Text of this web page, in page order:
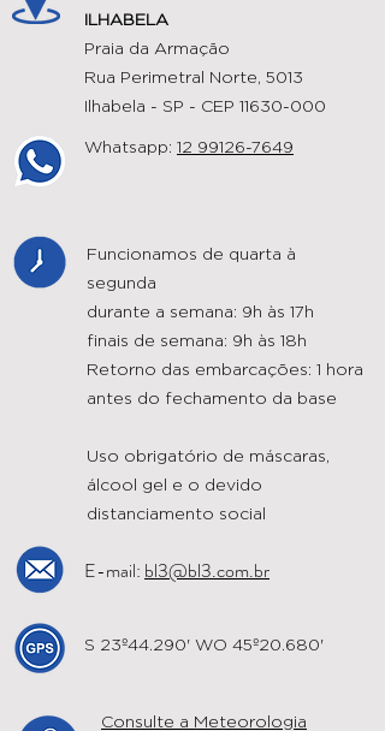
ILHABELA
Praia da Armação
Rua Perimetral Norte, 5013
Ilhabela - SP - CEP 11630-000
Whatsapp: 12 99126-7649
Funcionamos de quarta à
segunda
durante a semana: 9h às 17h
finais de semana: 9h às 18h
Retorno das embarcações: 1 hora
antes do fechamento da base
Uso obrigatório de máscaras,
álcool gel e o devido
distanciamento social
E-mail: bl3@bl3.com.br
S 23º44.290' WO 45º20.680'
Consulte a Meteorologia